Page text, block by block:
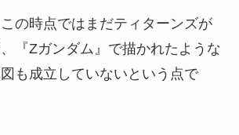
の時点ではまだティターンズが
『Zガンダム』で描かれたような
も成立していないという点で